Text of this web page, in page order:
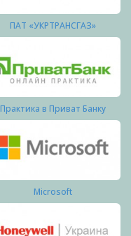
ПАТ «УКРТРАНСГАЗ»
Практика в Приват Банку
Microsoft